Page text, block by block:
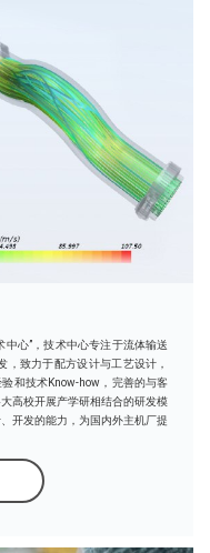
心”，技术中心专注于流体输送
致力于配方设计与工艺设计，
和技术Know-how，完善的与客
高校开展产学研相结合的研发模
开发的能力，为国内外主机厂提